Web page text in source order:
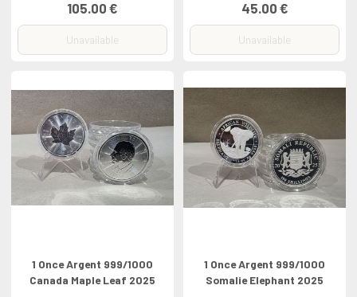
105.00 €
Unavailable
45.00 €
Unavailable
1 Once Argent 999/1000
Canada Maple Leaf 2025
1 Once Argent 999/1000
Somalie Elephant 2025